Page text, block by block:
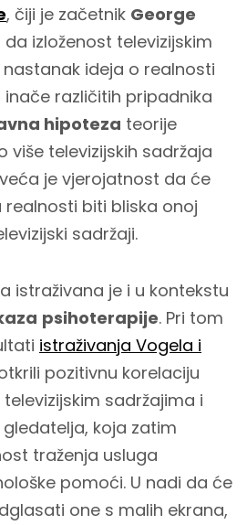
, čiji je začetnik George
izloženost televizijskim
ideja o realnosti
inače različitih pripadnika
hipoteza teorije
više televizijskih sadržaja
je vjerojatnost da će
biti bliska onoj
sadržaji.
istraživana je i u kontekstu
psihoterapije. Pri tom
istraživanja Vogela i
pozitivnu korelaciju
sadržajima i
koja zatim
traženja usluga
pomoći. U nadi da će
one s malih ekrana,